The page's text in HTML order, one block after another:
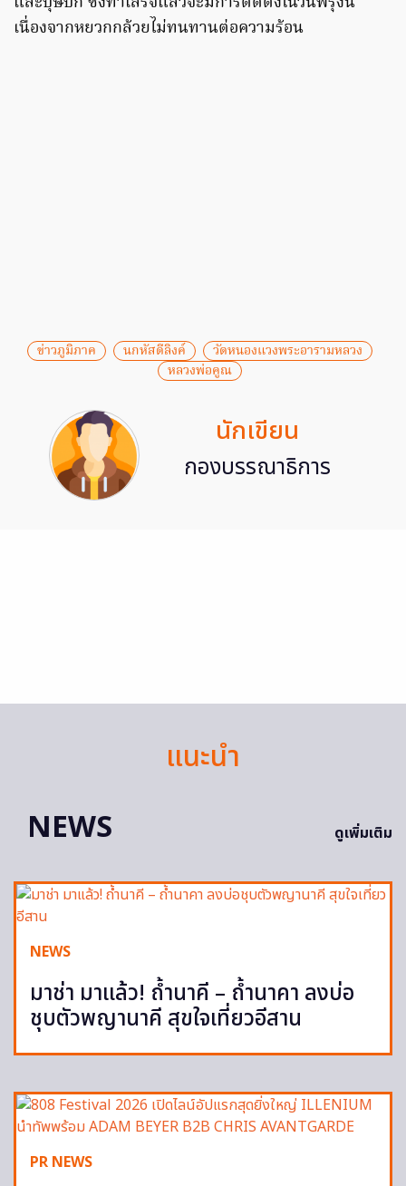
เนื่องจากหยวกกล้วยไม่ทนทานต่อความร้อน
ข่าวภูมิภาค นกหัสดีลิงค์
วัดหนองแวงพระอารามหลวง
หลวงพ่อคูณ
นักเขียน
กองบรรณาธิการ
แนะนำ
NEWS
ดูเพิ่มเติม
NEWS
มาช่า มาแล้ว! ถ้ำนาคี – ถ้ำนาคา ลงบ่อ
ชุบตัวพญานาคี สุขใจเที่ยวอีสาน
PR NEWS